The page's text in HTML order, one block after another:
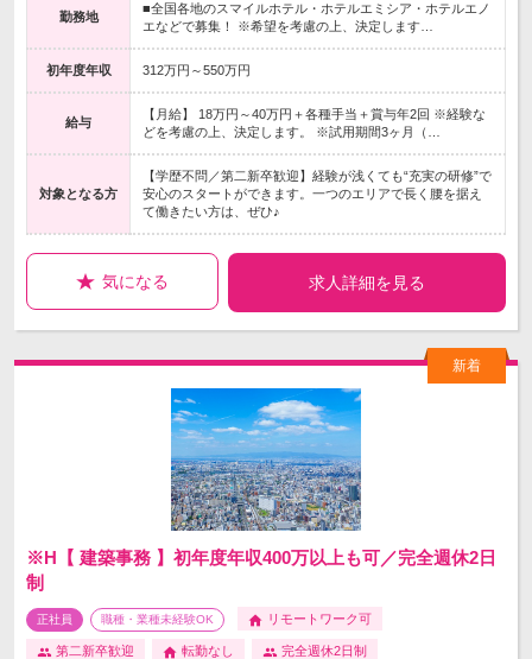
勤務地
■全国各地のスマイルホテル・ホテルエミシア・ホテルエノ
エなどで募集！ ※希望を考慮の上、決定します…
初年度年収 312万円～550万円
給与
【月給】 18万円～40万円＋各種手当＋賞与年2回 ※経験な
どを考慮の上、決定します。 ※試用期間3ヶ月（…
対象となる方
【学歴不問／第二新卒歓迎】経験が浅くても“充実の研修”で
安心のスタートができます。一つのエリアで長く腰を据え
て働きたい方は、ぜひ♪
気になる 求人詳細を見る
※H【 建築事務 】初年度年収400万以上も可／完全週休2日
制
正社員 職種・業種未経験OK リモートワーク可
第二新卒歓迎 転勤なし 完全週休2日制